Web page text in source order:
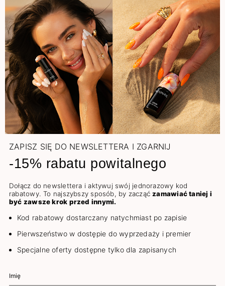
ZAPISZ SIĘ DO NEWSLETTERA I ZGARNIJ
-15% rabatu powitalnego
Dołącz do newslettera i aktywuj swój jednorazowy kod
rabatowy. To najszybszy sposób, by zacząćzamawiać taniej i
być zawsze krok przed innymi.
Kod rabatowy dostarczany natychmiast po zapisie
Pierwszeństwo w dostępie do wyprzedaży i premier
Specjalne oferty dostępne tylko dla zapisanych